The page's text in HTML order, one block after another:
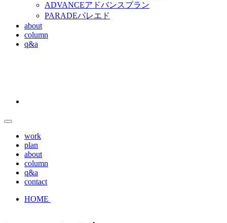
ADVANCEアドバンスプラン
PARADEパレエド
about
column
q&a
work
plan
about
column
q&a
contact
HOME